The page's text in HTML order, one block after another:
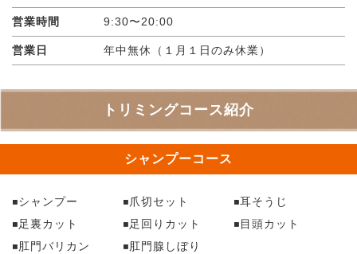
営業時間 9:30〜20:00
営業日 年中無休（１月１日のみ休業）
トリミングコース紹介
シャンプーコース
シャンプー 爪切セット
耳そうじ
足裏カット
足回りカット
目頭カット
肛門バリカン
肛門腺しぼり